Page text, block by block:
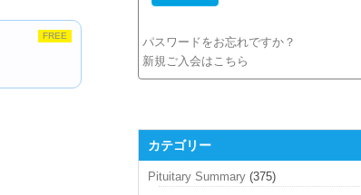
FREE
パスワードをお忘れですか？
新規ご入会はこちら
カテゴリー
Pituitary Summary(375)